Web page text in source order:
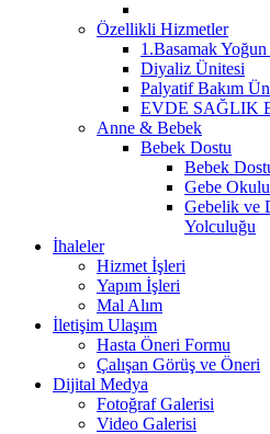
Özellikli Hizmetler
1.Basamak Yoğun
Diyaliz Ünitesi
Palyatif Bakım
EVDE SAĞLIK
Anne & Bebek
Bebek Dostu
Bebek
Gebe Okulu
Gebelik ve
Yolculuğu
İhaleler
Hizmet İşleri
Yapım İşleri
Mal Alım
İletişim Ulaşım
Hasta Öneri Formu
Çalışan Görüş ve Öneri
Dijital Medya
Fotoğraf Galerisi
Video Galerisi